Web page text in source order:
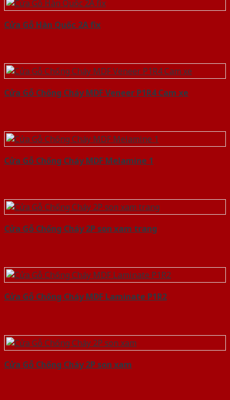
Cửa Gỗ Hàn Quốc 2A fix
Cửa Gỗ Chống Cháy MDF Veneer P1R4 Cam xe
Cửa Gỗ Chống Cháy MDF Melamine 1
Cửa Gỗ Chống Cháy 2P son xam trang
Cửa Gỗ Chống Cháy MDF Laminate P1R2
Cửa Gỗ Chống Cháy 2P son xam